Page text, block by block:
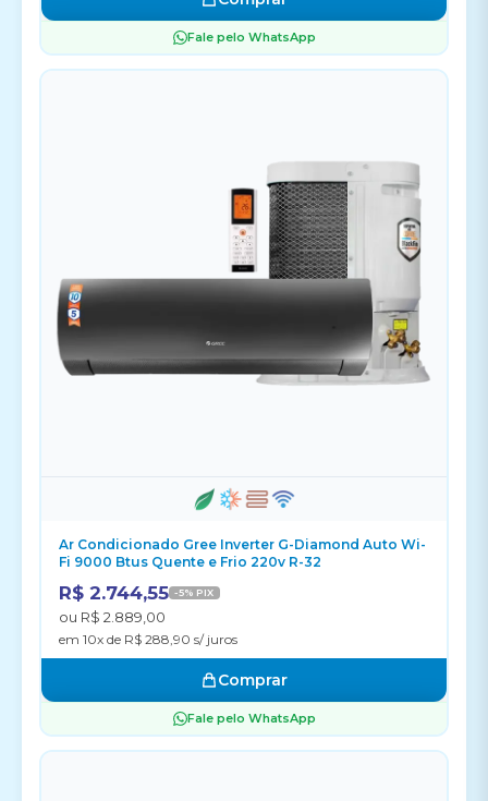
Fale pelo WhatsApp
Ar Condicionado Gree Inverter G-Diamond Auto Wi-
Fi 9000 Btus Quente e Frio 220v R-32
R$ 2.744,55 -5% PIX
ou R$ 2.889,00
em 10x de R$ 288,90 s/ juros
Comprar
Fale pelo WhatsApp